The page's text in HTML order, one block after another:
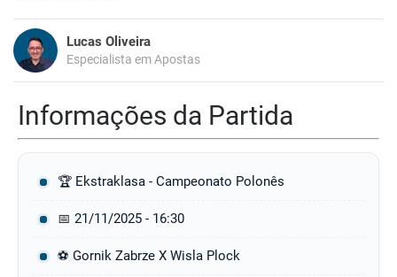
Lucas Oliveira
Especialista em Apostas
Informações da Partida
🏆 Ekstraklasa - Campeonato Polonês
📅 21/11/2025 - 16:30
⚽ Gornik Zabrze X Wisla Plock